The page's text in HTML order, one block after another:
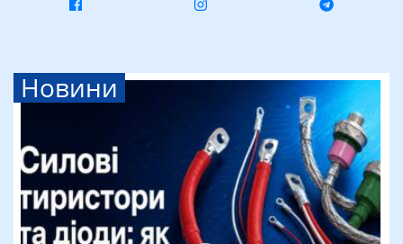
Новини